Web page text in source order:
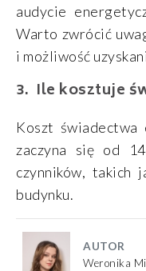
audycie
Warto zwrócić
i możliwość
Ile kosztuje
Koszt świadectwa
zaczyna się od
czynników, takich
budynku.
AUTOR
Weronika